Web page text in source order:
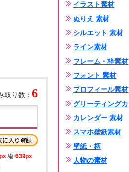
取り数： 6
縦:639px
イラスト素材
ぬりえ 素材
シルエット 素材
ライン素材
フレーム・枠素材
フォント 素材
プロフィール素材
グリーティング
カレンダー 素材
スマホ壁紙素材
壁紙・柄
人物の素材